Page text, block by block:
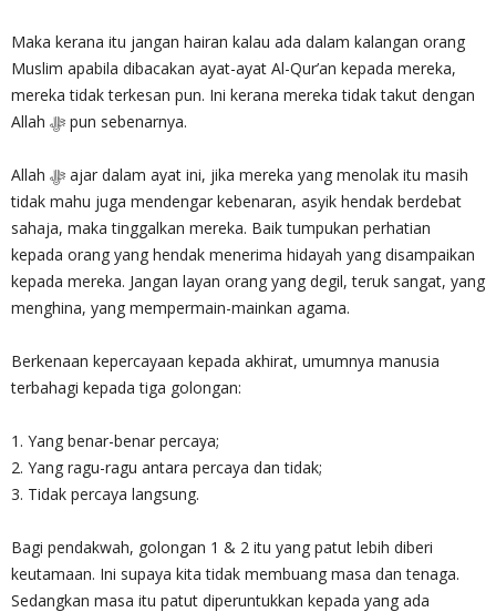
Maka kerana itu jangan hairan kalau ada dalam kalangan orang
Muslim apabila dibacakan ayat-ayat Al-Qur’an kepada mereka,
mereka tidak terkesan pun. Ini kerana mereka tidak takut dengan
Allah ‎ﷻ pun sebenarnya.
Allah ‎ﷻ ajar dalam ayat ini, jika mereka yang menolak itu masih
tidak mahu juga mendengar kebenaran, asyik hendak berdebat
sahaja, maka tinggalkan mereka. Baik tumpukan perhatian
kepada orang yang hendak menerima hidayah yang disampaikan
kepada mereka. Jangan layan orang yang degil, teruk sangat, yang
menghina, yang mempermain-mainkan agama.
Berkenaan kepercayaan kepada akhirat, umumnya manusia
terbahagi kepada tiga golongan:
1. Yang benar-benar percaya;
2. Yang ragu-ragu antara percaya dan tidak;
3. Tidak percaya langsung.
Bagi pendakwah, golongan 1 & 2 itu yang patut lebih diberi
keutamaan. Ini supaya kita tidak membuang masa dan tenaga.
Sedangkan masa itu patut diperuntukkan kepada yang ada